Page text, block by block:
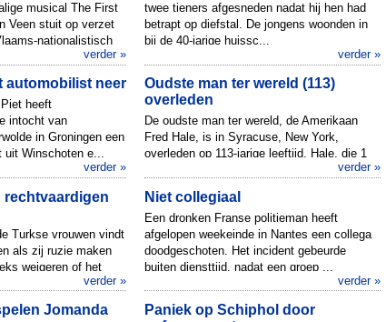
musical The First
Veen stuit op verzet
nationalistisch
verder »
twee tieners afgesneden nadat hij hen had
betrapt op diefstal. De jongens woonden in
bij de 40-jarige huissc...
verder »
automobilist neer
heeft
intocht van
in Groningen een
uit Winschoten e...
verder »
Oudste man ter wereld (113)
overleden
De oudste man ter wereld, de Amerikaan
Fred Hale, is in Syracuse, New York,
overleden op 113-jarige leeftijd. Hale, die 1
verder »
rechtvaardigen
Turkse vrouwen vindt
als zij ruzie maken
weigeren of het
verder »
Niet collegiaal
Een dronken Franse politieman heeft
afgelopen weekeinde in Nantes een collega
doodgeschoten. Het incident gebeurde
buiten diensttijd, nadat een groep ...
verder »
Jomanda
Paniek op Schiphol door